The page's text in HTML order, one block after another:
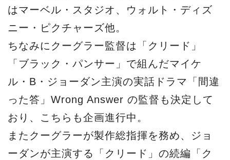
はマーベル・スタジオ、ウォルト・ディズ
ニー・ピクチャーズ他。
ちなみにクーグラー監督は「クリード」
「ブラック・パンサー」で組んだマイケ
ル・B・ジョーダン主演の実話ドラマ「間違
った答」Wrong Answer の監督も決定して
おり、こちらも企画進行中。
またクーグラーが製作総指揮を務め、ジョ
ーダンが主演する「クリード」の続編「ク